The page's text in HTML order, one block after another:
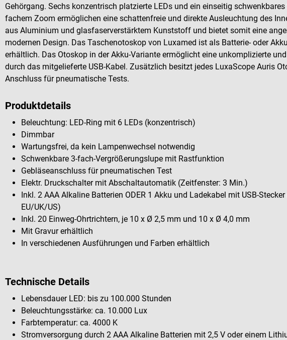
Gehörgang. Sechs konzentrisch platzierte LEDs und ein einseitig
fachem Zoom ermöglichen eine schattenfreie und direkte Ausleuchtung des
aus Aluminium und glasfaserverstärktem Kunststoff und bietet somit eine
modernen Design. Das Taschenotoskop von Luxamed ist als Batterie- oder
erhältlich. Das Otoskop in der Akku-Variante ermöglicht eine unkomplizierte
durch das mitgelieferte USB-Kabel. Zusätzlich besitzt jedes LuxaScope Auris
Anschluss für pneumatische Tests.
Produktdetails
Beleuchtung: LED-Ring mit 6 LEDs (konzentrisch)
Dimmbar
Wartungsfrei, da kein Lampenwechsel notwendig
Schwenkbare 3-fach-Vergrößerungslupe mit Rastfunktion
Gebläseanschluss für pneumatischen Test
Elektr. Druckschalter mit Abschaltautomatik (Zeitfenster: 3 Min.)
Inkl. 2 AAA Alkaline Batterien ODER 1 Akku und Ladekabel mit USB-
EU/UK/US)
Inkl. 20 Einweg-Ohrtrichtern, je 10 x Ø 2,5 mm und 10 x Ø 4,0 mm
Mit Gravur erhältlich
In verschiedenen Ausführungen und Farben erhältlich
Technische Details
Lebensdauer LED: bis zu 100.000 Stunden
Beleuchtungsstärke: ca. 10.000 Lux
Farbtemperatur: ca. 4000 K
Stromversorgung durch 2 AAA Alkaline Batterien mit 2,5 V oder einem